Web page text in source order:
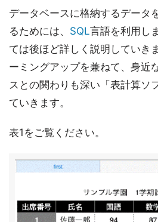
データベースに格納するデータ
るためには、 SQL言語を利用し
ては後ほど詳しく説明していき
ーミングアップを兼ねて、身近
スとの関わりも深い「表計算ソ
ていきます。
表1をご覧ください。